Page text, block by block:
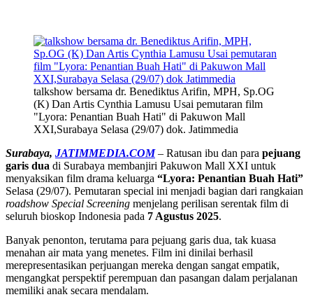
talkshow bersama dr. Benediktus Arifin, MPH, Sp.OG
(K) Dan Artis Cynthia Lamusu Usai pemutaran film
"Lyora: Penantian Buah Hati" di Pakuwon Mall
XXI,Surabaya Selasa (29/07) dok. Jatimmedia
Surabaya, JATIMMEDIA.COM– Ratusan ibu dan para pejuang
garis dua di Surabaya membanjiri Pakuwon Mall XXI untuk
menyaksikan film drama keluarga “Lyora: Penantian Buah Hati”
Selasa (29/07). Pemutaran special ini menjadi bagian dari rangkaian
roadshow Special Screening menjelang perilisan serentak film di
seluruh bioskop Indonesia pada 7 Agustus 2025.
Banyak penonton, terutama para pejuang garis dua, tak kuasa
menahan air mata yang menetes. Film ini dinilai berhasil
merepresentasikan perjuangan mereka dengan sangat empatik,
mengangkat perspektif perempuan dan pasangan dalam perjalanan
memiliki anak secara mendalam.